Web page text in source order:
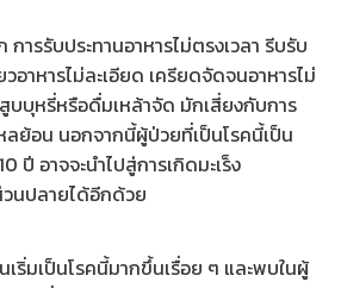
การรับประทานอาหารไม่ตรงเวลา รีบรับ
อาหารไม่ละเอียด เครียดจัดจนอาหารไม่
บบุหรี่หรือดื่มเหล้าจัด มักเสี่ยงกับการ
ลย้อน นอกจากนี้ผู้ป่วยที่เป็นโรคนี้เป็น
ปี อาจจะนำไปสู่การเกิดมะเร็ง
นปลายได้อีกด้วย
เริ่มเป็นโรคนี้มากขึ้นเรื่อย ๆ และพบในผู้